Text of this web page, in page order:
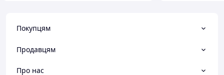
Покупцям
Продавцям
Про нас